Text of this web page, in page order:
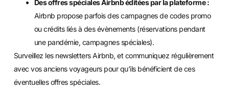
Des offres spéciales Airbnb éditées par la plateforme :
Airbnb propose parfois des campagnes de codes promo
ou crédits liés à des évènements (réservations pendant
une pandémie, campagnes spéciales).
Surveillez les newsletters Airbnb, et communiquez régulièrement
avec vos anciens voyageurs pour qu’ils bénéficient de ces
éventuelles offres spéciales.